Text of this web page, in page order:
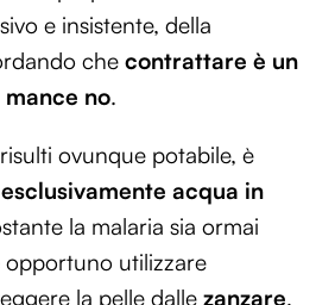
e insistente, della
che contrattare è un
no.
ovunque potabile, è
acqua in
la malaria sia ormai
opportuno utilizzare
la pelle dalle zanzare,